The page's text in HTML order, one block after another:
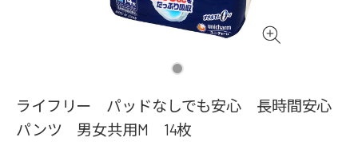
ライフリー パッドなしでも安心 長時間安心
パンツ 男女共用M 14枚